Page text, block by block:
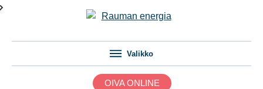
Valikko
OIVA ONLINE